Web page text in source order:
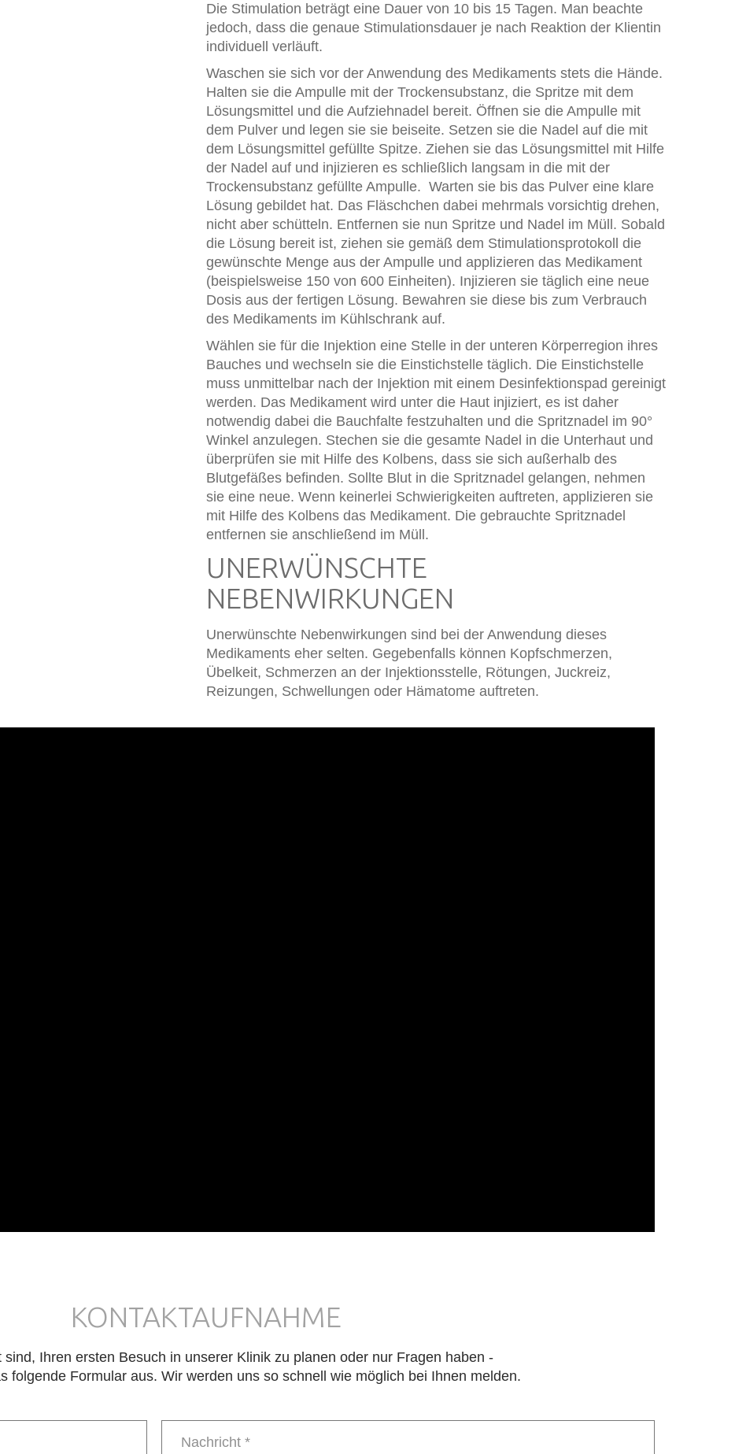
Die Stimulation beträgt eine Dauer von 10 bis 15 Tagen. Man beachte
jedoch, dass die genaue Stimulationsdauer je nach Reaktion der Klientin
individuell verläuft.
Waschen sie sich vor der Anwendung des Medikaments stets die Hände.
Halten sie die Ampulle mit der Trockensubstanz, die Spritze mit dem
Lösungsmittel und die Aufziehnadel bereit. Öffnen sie die Ampulle mit
dem Pulver und legen sie sie beiseite. Setzen sie die Nadel auf die mit
dem Lösungsmittel gefüllte Spitze. Ziehen sie das Lösungsmittel mit Hilfe
der Nadel auf und injizieren es schließlich langsam in die mit der
Trockensubstanz gefüllte Ampulle. Warten sie bis das Pulver eine klare
Lösung gebildet hat. Das Fläschchen dabei mehrmals vorsichtig drehen,
nicht aber schütteln. Entfernen sie nun Spritze und Nadel im Müll. Sobald
die Lösung bereit ist, ziehen sie gemäß dem Stimulationsprotokoll die
gewünschte Menge aus der Ampulle und applizieren das Medikament
(beispielsweise 150 von 600 Einheiten). Injizieren sie täglich eine neue
Dosis aus der fertigen Lösung. Bewahren sie diese bis zum Verbrauch
des Medikaments im Kühlschrank auf.
Wählen sie für die Injektion eine Stelle in der unteren Körperregion ihres
Bauches und wechseln sie die Einstichstelle täglich. Die Einstichstelle
muss unmittelbar nach der Injektion mit einem Desinfektionspad gereinigt
werden. Das Medikament wird unter die Haut injiziert, es ist daher
notwendig dabei die Bauchfalte festzuhalten und die Spritznadel im 90°
Winkel anzulegen. Stechen sie die gesamte Nadel in die Unterhaut und
überprüfen sie mit Hilfe des Kolbens, dass sie sich außerhalb des
Blutgefäßes befinden. Sollte Blut in die Spritznadel gelangen, nehmen
sie eine neue. Wenn keinerlei Schwierigkeiten auftreten, applizieren sie
mit Hilfe des Kolbens das Medikament. Die gebrauchte Spritznadel
entfernen sie anschließend im Müll.
UNERWÜNSCHTE
NEBENWIRKUNGEN
Unerwünschte Nebenwirkungen sind bei der Anwendung dieses
Medikaments eher selten. Gegebenfalls können Kopfschmerzen,
Übelkeit, Schmerzen an der Injektionsstelle, Rötungen, Juckreiz,
Reizungen, Schwellungen oder Hämatome auftreten.
KONTAKTAUFNAHME
sind, Ihren ersten Besuch in unserer Klinik zu planen oder nur Fragen haben -
folgende Formular aus. Wir werden uns so schnell wie möglich bei Ihnen melden.